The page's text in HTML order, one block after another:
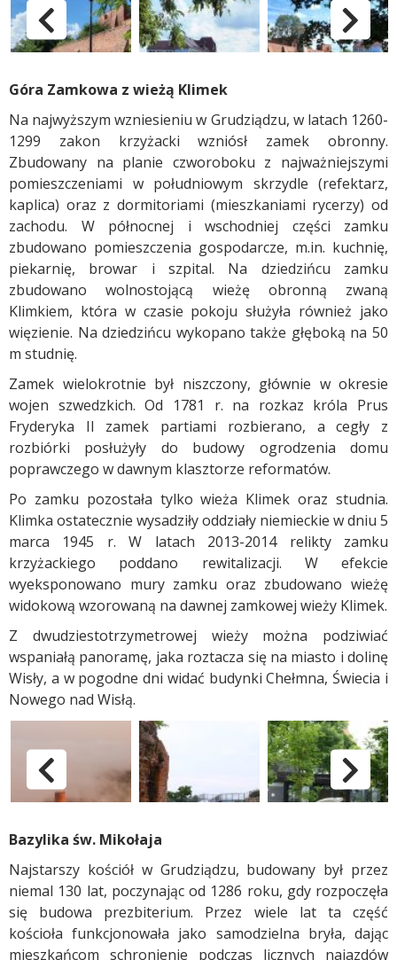
pokaż poprzednie
Góra Zamkowa z wieżą Klimek
Na najwyższym wzniesieniu w Grudziądzu, w latach 1260-
1299 zakon krzyżacki wzniósł zamek obronny.
Zbudowany na planie czworoboku z najważniejszymi
pomieszczeniami w południowym skrzydle (refektarz,
kaplica) oraz z dormitoriami (mieszkaniami rycerzy) od
zachodu. W północnej i wschodniej części zamku
zbudowano pomieszczenia gospodarcze, m.in. kuchnię,
piekarnię, browar i szpital. Na dziedzińcu zamku
zbudowano wolnostojącą wieżę obronną zwaną
Klimkiem, która w czasie pokoju służyła również jako
więzienie. Na dziedzińcu wykopano także głęboką na 50
m studnię.
Zamek wielokrotnie był niszczony, głównie w okresie
wojen szwedzkich. Od 1781 r. na rozkaz króla Prus
Fryderyka II zamek partiami rozbierano, a cegły z
rozbiórki posłużyły do budowy ogrodzenia domu
poprawczego w dawnym klasztorze reformatów.
Po zamku pozostała tylko wieża Klimek oraz studnia.
Klimka ostatecznie wysadziły oddziały niemieckie w dniu 5
marca 1945 r. W latach 2013-2014 relikty zamku
krzyżackiego poddano rewitalizacji. W efekcie
wyeksponowano mury zamku oraz zbudowano wieżę
widokową wzorowaną na dawnej zamkowej wieży Klimek.
Z dwudziestotrzymetrowej wieży można podziwiać
wspaniałą panoramę, jaka roztacza się na miasto i dolinę
Wisły, a w pogodne dni widać budynki Chełmna, Świecia i
Nowego nad Wisłą.
Zabytki Grudziądza - Góra Zamkowa i Wieża Klimek
pokaż poprzednie
Bazylika św. Mikołaja
Najstarszy kościół w Grudziądzu, budowany był przez
niemal 130 lat, poczynając od 1286 roku, gdy rozpoczęła
się budowa prezbiterium. Przez wiele lat ta część
kościoła funkcjonowała jako samodzielna bryła, dając
mieszkańcom schronienie podczas licznych najazdów